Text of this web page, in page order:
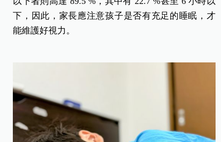
下，因此，家長應注意孩子是否有充足的睡眠，才
能維護好視力。